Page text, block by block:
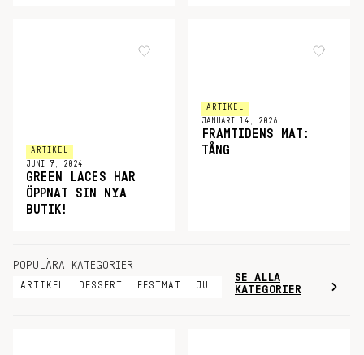
ARTIKEL
JUNI 7, 2024
GREEN LACES HAR
ÖPPNAT SIN NYA
BUTIK!
ARTIKEL
JANUARI 14, 2026
FRAMTIDENS MAT:
TÅNG
POPULÄRA KATEGORIER
ARTIKEL DESSERT FESTMAT JUL
SE ALLA
KATEGORIER